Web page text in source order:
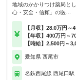
地域のかかりつけ薬局と
心・安全・信頼」の医…
【月収】28.0万円～
【年収】400万円～
【時給】2,500円～
愛知県 西尾市
名鉄西尾線 西尾口駅